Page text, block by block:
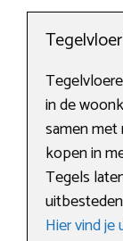
in de
samen met
kopen in
Tegels
Hier vind